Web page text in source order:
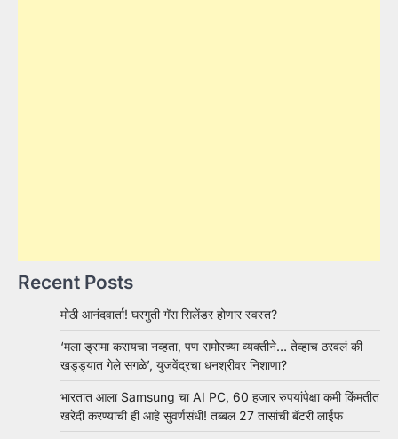
Recent Posts
मोठी आनंदवार्ता! घरगुती गॅस सिलेंडर होणार स्वस्त?
‘मला ड्रामा करायचा नव्हता, पण समोरच्या व्यक्तीने… तेव्हाच ठरवलं की
खड्ड्यात गेले सगळे’, युजवेंद्रचा धनश्रीवर निशाणा?
भारतात आला Samsung चा AI PC, 60 हजार रुपयांपेक्षा कमी किंमतीत
खरेदी करण्याची ही आहे सुवर्णसंधी! तब्बल 27 तासांची बॅटरी लाईफ